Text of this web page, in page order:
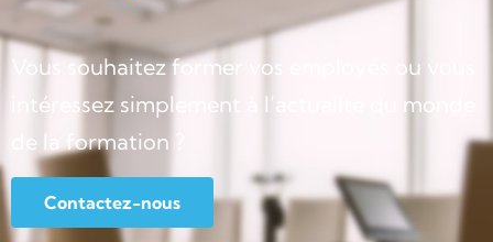
Vous souhaitez former vos employés ou vous
intéressez simplement à l’actualité du monde
de la formation ?
Contactez-nous